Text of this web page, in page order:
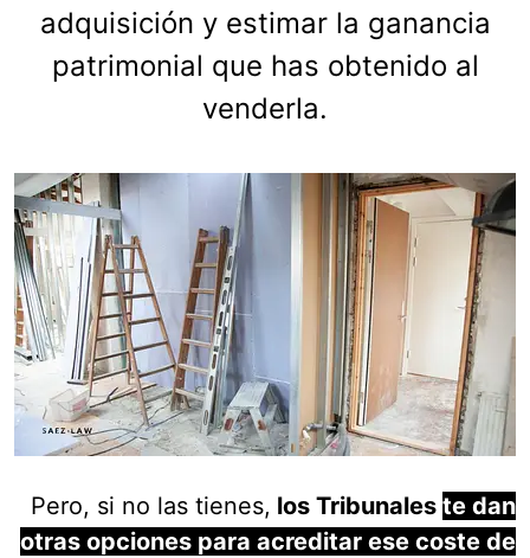
adquisición y estimar la ganancia
patrimonial que has obtenido al
venderla.
Pero, si no las tienes, los Tribunales te dan
otras opciones para acreditar ese coste de